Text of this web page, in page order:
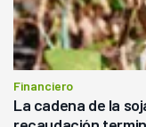
Financiero
La cadena de la